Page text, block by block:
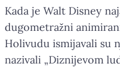
Kada je Walt Disney
dugometražni
Holivudu ismijavali su
nazivali „Diznijevom